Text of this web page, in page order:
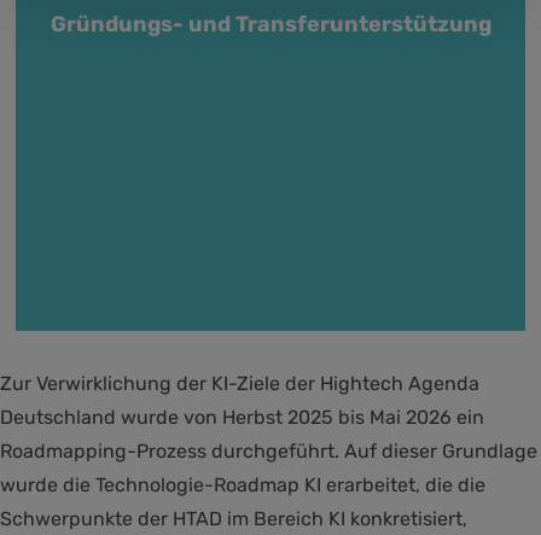
Gründungs- und Transferunterstützung
Zur Verwirklichung der KI-Ziele der Hightech Agenda
Deutschland wurde von Herbst 2025 bis Mai 2026 ein
Roadmapping-Prozess durchgeführt. Auf dieser Grundlage
wurde die Technologie-Roadmap KI erarbeitet, die die
Schwerpunkte der HTAD im Bereich KI konkretisiert,